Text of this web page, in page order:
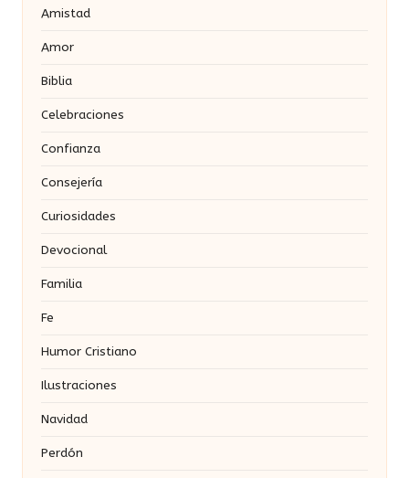
Amistad
Amor
Biblia
Celebraciones
Confianza
Consejería
Curiosidades
Devocional
Familia
Fe
Humor Cristiano
Ilustraciones
Navidad
Perdón